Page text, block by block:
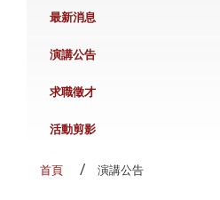
最新消息
演講公告
求職徵才
活動剪影
首頁 演講公告